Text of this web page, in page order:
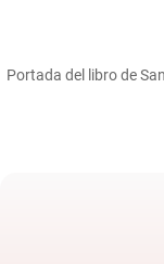
Portada del libro de